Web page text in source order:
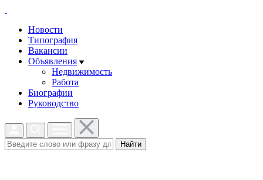
Новости
Типография
Вакансии
Объявления
Недвижимость
Работа
Биографии
Руководство
Найти